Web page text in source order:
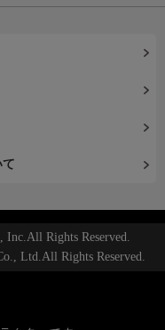
Rights Reserved.
Ltd.All Rights Reserved.